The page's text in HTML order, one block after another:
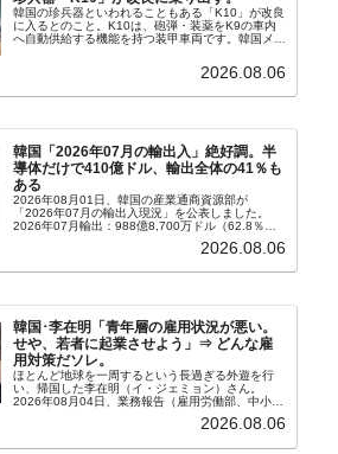
韓国の珍兵器といわれることもある「K10」が改良
に入るとのこと。K10は、砲弾・装薬をK9の車内
へ自動供給する機能を持つ装甲車両です。韓国メデ
から以下に一部を引きます。2005年に初めて...
2026.08.06
韓国「2026年07月の輸出入」絶好調。半
導体だけで410億ドル、輸出全体の41％も
ある
2026年08月01日、韓国の産業通商資源部が
「2026年07月の輸出入現況」を公表しました。
2026年07月輸出：988億8,700万ドル（62.8％）
2026.08.06
韓国･李在明「青年層の雇用状況が悪い。
せや、若者に起業させよう」⇒ どんな雇
用対策だソレ。
ほとんど地球を一周するという長過ぎる外遊を行
い、帰国した李在明（イ・ジェミョン）さん。
2026年08月04日、業務報告（雇用労働部、中小ベ
上、韓国大統領に成りおおせた李在明（イ・ジェミ
2026.08.06